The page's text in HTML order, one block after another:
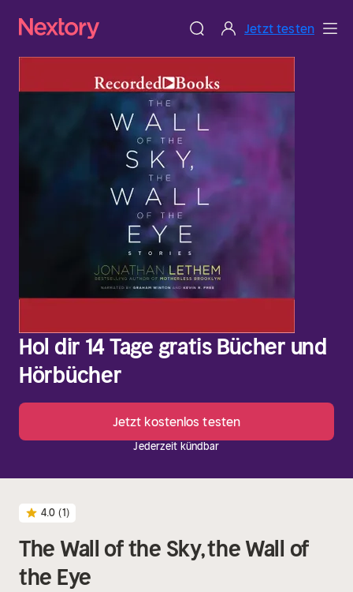
Jetzt testen
Hol dir 14 Tage gratis Bücher und
Hörbücher
Jetzt kostenlos testen
Jederzeit kündbar
4.0 (1)
The Wall of the Sky, the Wall of
the Eye